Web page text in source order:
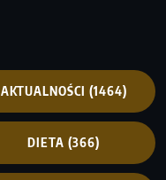
AKTUALNOŚCI (1464)
DIETA (366)